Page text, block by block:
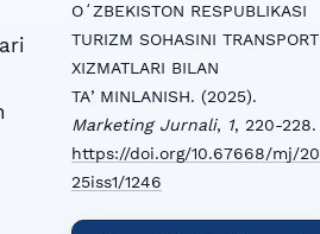
OʻZBEKISTON RESPUBLIKASI
TURIZM SOHASINI TRANSPORT
XIZMATLARI BILAN
TAʼMINLANISH. (2025).
Marketing Jurnali, 1, 220-228.
https://doi.org/10.67668/mj/20
25iss1/1246